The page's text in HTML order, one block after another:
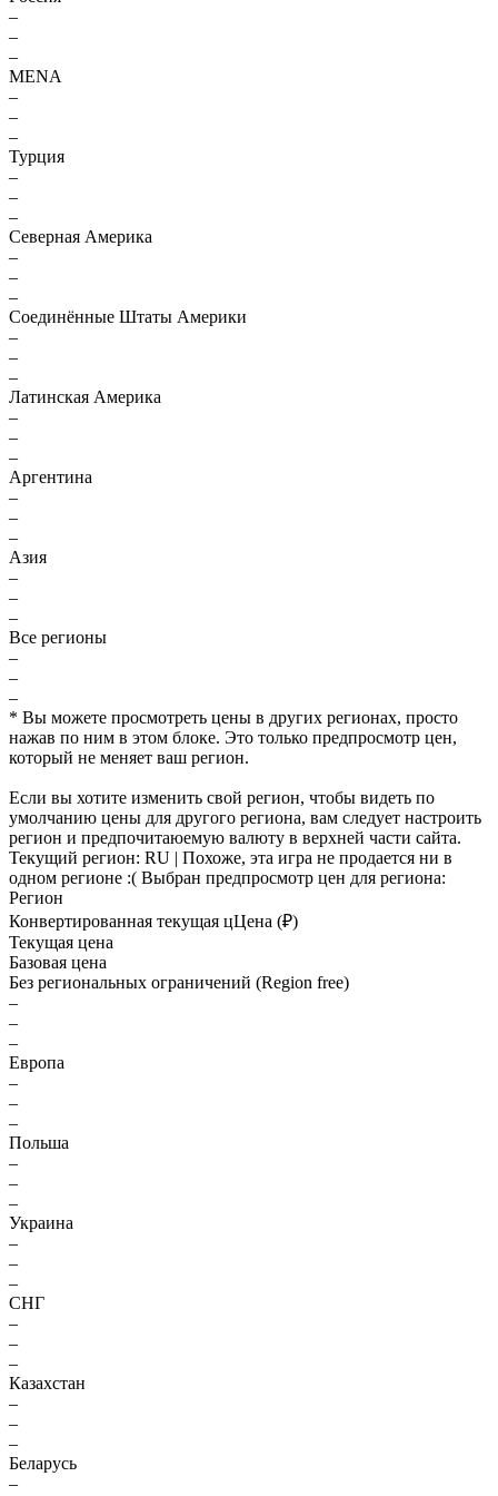
–
–
–
MENA
–
–
–
Турция
–
–
–
Северная Америка
–
–
–
Соединённые Штаты Америки
–
–
–
Латинская Америка
–
–
–
Аргентина
–
–
–
Азия
–
–
–
Все регионы
–
–
–
* Вы можете просмотреть цены в других регионах, просто
нажав по ним в этом блоке. Это только предпросмотр цен,
который не меняет ваш регион.
Если вы хотите изменить свой регион, чтобы видеть по
умолчанию цены для другого региона, вам следует настроить
регион и предпочитаюемую валюту в верхней части сайта.
Текущий регион: RU | Похоже, эта игра не продается ни в
одном регионе :( Выбран предпросмотр цен для региона:
Регион
Конвертированная текущая цЦена (₽)
Текущая цена
Базовая цена
Без региональных ограничений (Region free)
–
–
–
Европа
–
–
–
Польша
–
–
–
Украина
–
–
–
СНГ
–
–
–
Казахстан
–
–
–
Беларусь
–